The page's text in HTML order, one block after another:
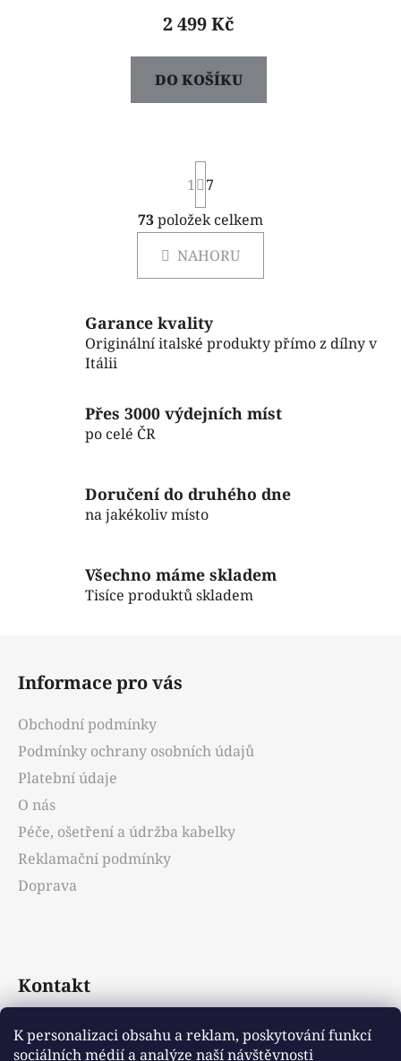
K personalizaci obsahu a reklam, poskytování funkcí
sociálních médií a analýze naší návštěvnosti
2 499 Kč
DO KOŠÍKU
O
v
l
a
c
r
v
ý
p
u
S
t
r
á
n
k
n
í
1
7
73položek celkem
NAHORU
Garance kvality
Originální italské produkty přímo z dílny v
Itálii
Přes 3000 výdejních míst
po celé ČR
Doručení do druhého dne
na jakékoliv místo
Všechno máme skladem
Tisíce produktů skladem
Informace pro vás
Obchodní podmínky
Podmínky ochrany osobních údajů
Platební údaje
O nás
Péče, ošetření a údržba kabelky
Reklamační podmínky
Doprava
Kontakt
info@emotys.cz